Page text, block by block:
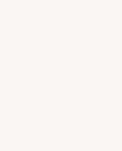
別戀，她頭也不回找新歡
最推純愛GL漫畫！
〃°ω°〃)♡→
屍櫃？！
自主追逐著她……